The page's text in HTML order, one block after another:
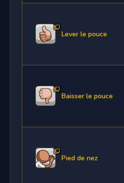
Lever le pouce
Baisser le pouce
Pied de nez